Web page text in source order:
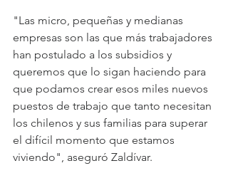
"Las micro, pequeñas y medianas
empresas son las que más trabajadores
han postulado a los subsidios y
queremos que lo sigan haciendo para
que podamos crear esos miles nuevos
puestos de trabajo que tanto necesitan
los chilenos y sus familias para superar
el difícil momento que estamos
viviendo", aseguró Zaldívar.